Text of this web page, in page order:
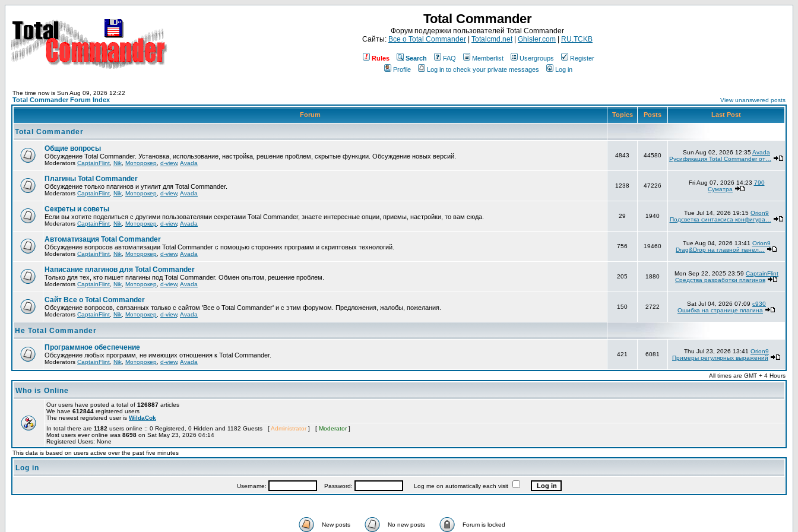
Total Commander
Форум поддержки пользователей Total Commander
Сайты: Все о Total Commander Totalcmd.net| Ghisler.com RU.TCKB
Rules Search FAQ Memberlist Usergroups
Register
Profile
Log in to check your private messages Log in
The time now is Sun Aug 09, 2026 12:22
Total Commander Forum Index View unanswered posts
Forum Topics Posts Last Post
Total Commander
Общие вопросы
Обсуждение Total Commander. Установка, использование, настройка, решение проблем, скрытые функции. Обсуждение новых версий.
Moderators CaptainFlint Nik Моторокер d-view, Avada
4843 44580 Sun Aug 02, 2026 12:35 Avada
Русификация Total Commander от…
Плагины Total Commander
Обсуждение только плагинов и утилит для Total Commander.
Moderators CaptainFlint Nik Моторокер d-view, Avada
1238 47226 Fri Aug 07, 2026 14:23 790
Суматра
Секреты и советы
Если вы хотите поделиться с другими пользователями секретами Total Commander, знаете интересные опции, приемы, настройки, то вам сюда.
Moderators CaptainFlint Nik Моторокер d-view, Avada
29 1940 Tue Jul 14, 2026 19:15 Orion9
Подсветка синтаксиса конфигура…
Автоматизация Total Commander
Обсуждение вопросов автоматизации Total Commander с помощью сторонних программ и скриптовых технологий.
Moderators CaptainFlint Nik Моторокер d-view, Avada
756 19460 Tue Aug 04, 2026 13:41 Orion9
Drag&Drop на главной панел…
Написание плагинов для Total Commander
Только для тех, кто пишет плагины под Total Commander. Обмен опытом, решение проблем.
Moderators CaptainFlint Nik Моторокер d-view, Avada
205 1880 Mon Sep 22, 2025 23:59 CaptainFlint
Средства разработки плагинов
Сайт Все о Total Commander
Обсуждение вопросов, связанных только с сайтом 'Все о Total Commander' и с этим форумом. Предложения, жалобы, пожелания.
Moderators CaptainFlint Nik Моторокер d-view, Avada
150 2722 Sat Jul 04, 2026 07:09 c930
Ошибка на странице плагина
Не Total Commander
Программное обеспечение
Обсуждение любых программ, не имеющих отношения к Total Commander.
Moderators CaptainFlint Nik Моторокер d-view, Avada
421 6081 Thu Jul 23, 2026 13:41 Orion9
Примеры регулярных выражений
All times are GMT + 4 Hours
Who is Online
Our users have posted a total of 126887 articles
We have 612844 registered users
The newest registered user is WildaCok
In total there are 1182 users online :: 0 Registered, 0 Hidden and 1182 Guests [Administrator ] [ Moderator]
Most users ever online was 8698 on Sat May 23, 2026 04:14
Registered Users: None
This data is based on users active over the past five minutes
Log in
Username: Password: Log me on automatically each visit
New posts No new posts Forum is locked